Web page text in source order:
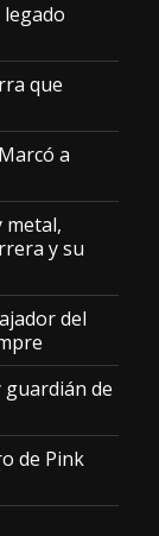
legado
que
a
metal,
y su
del
guardián de
de Pink